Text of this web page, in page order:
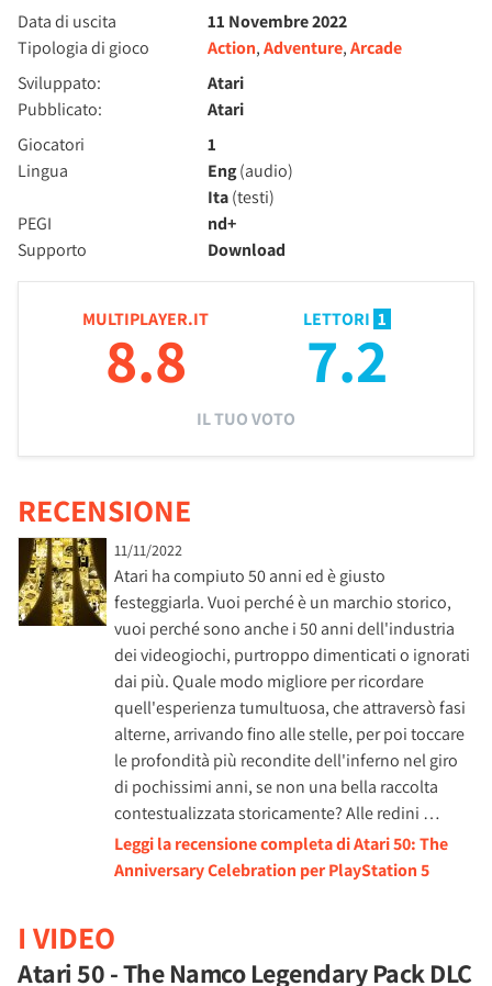
Data di uscita
11 Novembre 2022
Tipologia di gioco
Action,Adventure,Arcade
Sviluppato:
Atari
Pubblicato:
Atari
Giocatori
1
Lingua
Eng(audio)
Ita(testi)
PEGI
nd+
Supporto
Download
MULTIPLAYER.IT
8.8
LETTORI 1
7.2
IL TUO VOTO
RECENSIONE
11/11/2022
Atari ha compiuto 50 anni ed è giusto
festeggiarla. Vuoi perché è un marchio storico,
vuoi perché sono anche i 50 anni dell'industria
dei videogiochi, purtroppo dimenticati o ignorati
dai più. Quale modo migliore per ricordare
quell'esperienza tumultuosa, che attraversò fasi
alterne, arrivando fino alle stelle, per poi toccare
le profondità più recondite dell'inferno nel giro
di pochissimi anni, se non una bella raccolta
contestualizzata storicamente? Alle redini …
Leggi la recensione completa di Atari 50: The
Anniversary Celebration per PlayStation 5
I VIDEO
Atari 50 - The Namco Legendary Pack DLC